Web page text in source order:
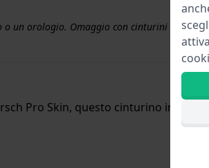
o un orologio. Omaggio con cinturini
Pro Skin, questo cinturino in